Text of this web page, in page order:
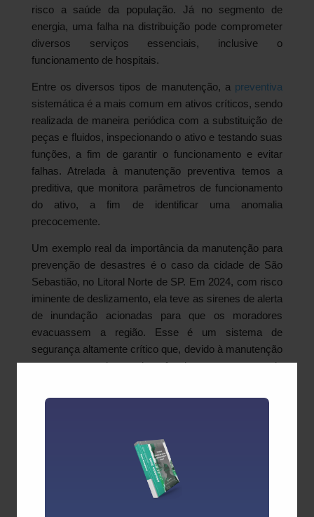
risco a saúde da população. Já no segmento de
energia, uma falha na distribuição pode comprometer
diversos serviços essenciais, inclusive o
funcionamento de hospitais.
Entre os diversos tipos de manutenção, a preventiva
sistemática é a mais comum em ativos críticos, sendo
realizada de maneira periódica com a substituição de
peças e fluidos, inspecionando o ativo e testando suas
funções, a fim de garantir o funcionamento e evitar
falhas. Atrelada à manutenção preventiva temos a
preditiva, que monitora parâmetros de funcionamento
do ativo, a fim de identificar uma anomalia
precocemente.
Um exemplo real da importância da manutenção para
prevenção de desastres é o caso da cidade de São
Sebastião, no Litoral Norte de SP. Em 2024, com risco
iminente de deslizamento, ela teve as sirenes de alerta
de inundação acionadas para que os moradores
evacuassem a região. Esse é um sistema de
segurança altamente crítico que, devido à manutenção
constante, seguiu em pleno funcionamento e garantiu
serem feitas por meio de mecanismos comuns, têm
sido aprimoradas com o uso de ferramentas digitais.
As principais tecnologias empregadas para cumprir as